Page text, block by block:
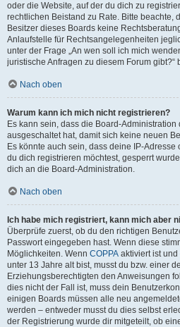
oder die Website, auf der du dich zu
rechtlichen Beistand zu Rate. Bitte beachte,
Besitzer dieses Boards keine
Anlaufstelle für Rechtsangelegenheiten
unter der Frage „An wen soll ich mich
juristische Anfragen zu diesem Forum gibt?“
Nach oben
Warum kann ich mich nicht registrieren?
Es kann sein, dass die Board-
ausgeschaltet hat, damit sich keine neuen
Es könnte auch sein, dass deine IP-
du dich registrieren möchtest, gesperrt
dich an die Board-Administration.
Nach oben
Ich habe mich registriert, kann mich aber
Überprüfe zuerst, ob du den richtigen
Passwort eingegeben hast. Wenn diese
Möglichkeiten. Wenn COPPA aktiviert ist
unter 13 Jahre alt bist, musst du bzw. einer
Erziehungsberechtigten den Anweisungen
dies nicht der Fall ist, muss dein
einigen Boards müssen alle neu
werden – entweder musst du dies selbst
der Registrierung wurde dir mitgeteilt, ob